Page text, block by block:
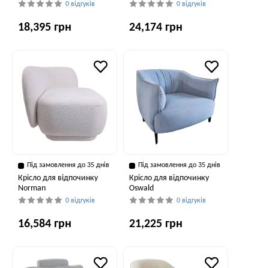
0 відгуків
18,395 грн
0 відгуків
24,174 грн
Під замовлення до 35 днів
Крісло для відпочинку
Norman
0 відгуків
16,584 грн
Під замовлення до 35 днів
Крісло для відпочинку
Oswald
0 відгуків
21,225 грн